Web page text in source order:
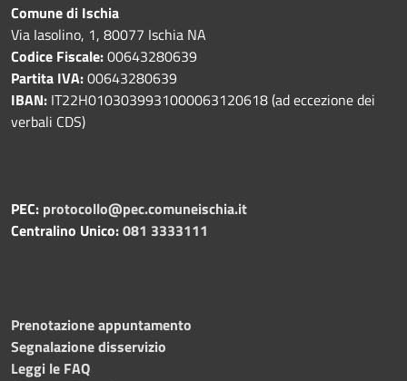
Comune di Ischia
Via Iasolino, 1, 80077 Ischia NA
Codice Fiscale:00643280639
Partita IVA:00643280639
IBAN: IT22H0103039931000063120618 (ad eccezione dei
verbali CDS)
PEC: protocollo@pec.comuneischia.it
Centralino Unico:081 3333111
Prenotazione appuntamento
Segnalazione disservizio
Leggi le FAQ